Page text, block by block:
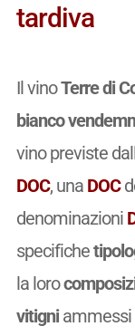
tardiva
Il vinoTerre di
bianco
vino previste
DOC, una DOC
denominazioni
specifiche
la loro
vitigniammessi